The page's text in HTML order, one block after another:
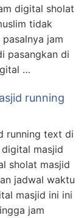
digital sholat
tidak
jam
pasangkan di
…
running
running text di
masjid
sholat masjid
jadwal waktu
masjid ini ini
jam